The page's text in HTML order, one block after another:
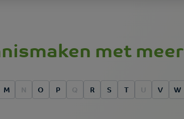
met meer
M N O P Q R S T U V W